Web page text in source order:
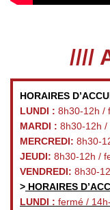
////
HORAIRES
LUNDI : 8h30-12h /
MARDI : 8h30-12h /
MERCREDI: 8h30-
JEUDI: 8h30-12h /
VENDREDI: 8h30-
> HORAIRES
LUNDI : fermé /